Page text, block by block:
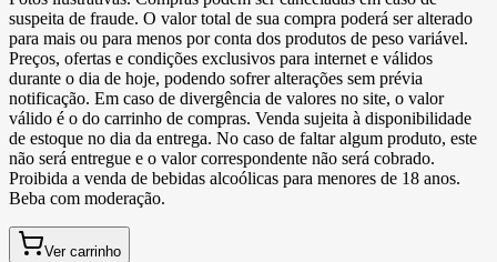
suspeita de fraude. O valor total de sua compra poderá ser alterado
para mais ou para menos por conta dos produtos de peso variável.
Preços, ofertas e condições exclusivos para internet e válidos
durante o dia de hoje, podendo sofrer alterações sem prévia
notificação. Em caso de divergência de valores no site, o valor
válido é o do carrinho de compras. Venda sujeita à disponibilidade
de estoque no dia da entrega. No caso de faltar algum produto, este
não será entregue e o valor correspondente não será cobrado.
Proibida a venda de bebidas alcoólicas para menores de 18 anos.
Beba com moderação.
Ver carrinho